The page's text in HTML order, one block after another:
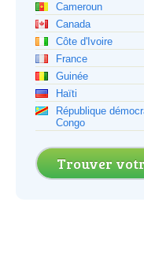
Cameroun
Canada
Côte d'Ivoire
France
Guinée
Haïti
République
Congo
Trouver